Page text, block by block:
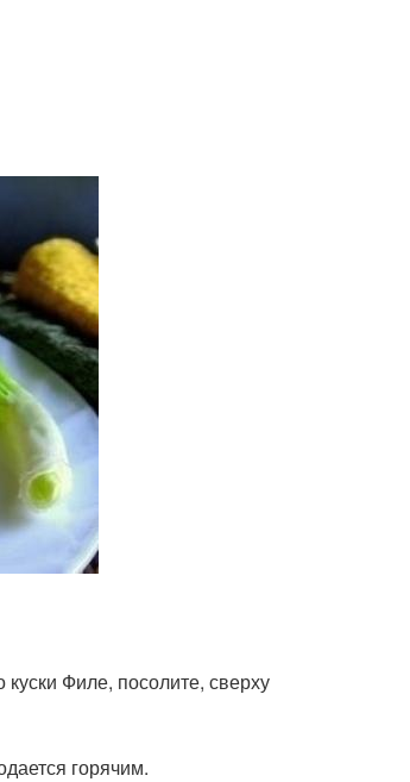
Филе, посолите, сверху
горячим.